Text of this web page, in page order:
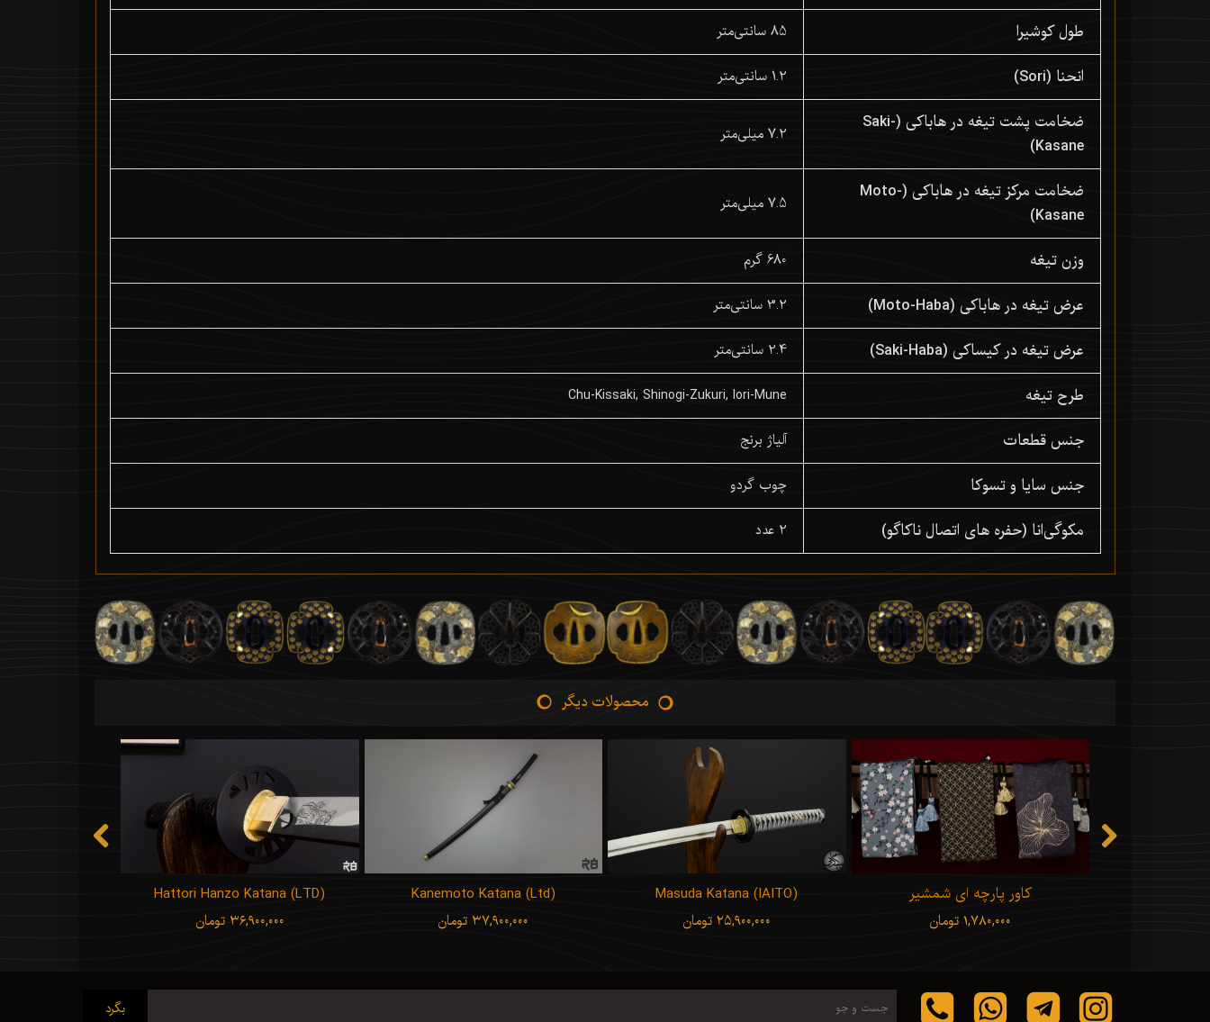
طول کوشیرا 85 سانتی‌متر
انحنا (Sori) 1.2 سانتی‌متر
ضخامت پشت تیغه در هاباکی (Saki-
Kasane)
7.2 میلی‌متر
ضخامت مرکز تیغه در هاباکی (Moto-
Kasane)
7.5 میلی‌متر
وزن تیغه 680 گرم
عرض تیغه در هاباکی (Moto-Haba) 3.2 سانتی‌متر
عرض تیغه در کیساکی (Saki-Haba) 2.4 سانتی‌متر
طرح تیغه Chu-Kissaki, Shinogi-Zukuri, Iori-Mune
جنس قطعات آلیاژ برنج
جنس سایا و تسوکا چوب گردو
مکوگی‌انا (حفره های اتصال ناکاگو) 2 عدد
Hattori Hanzo Katana (LTD)
۳۶,۹۰۰,۰۰۰ تومان
Kanemoto Katana (Ltd)
۳۷,۹۰۰,۰۰۰ تومان
Masuda Katana (IAITO)
۲۵,۹۰۰,۰۰۰ تومان
کاور پارچه ای شمشیر
۱,۷۸۰,۰۰۰ تومان
محصولات دیگر
بگرد